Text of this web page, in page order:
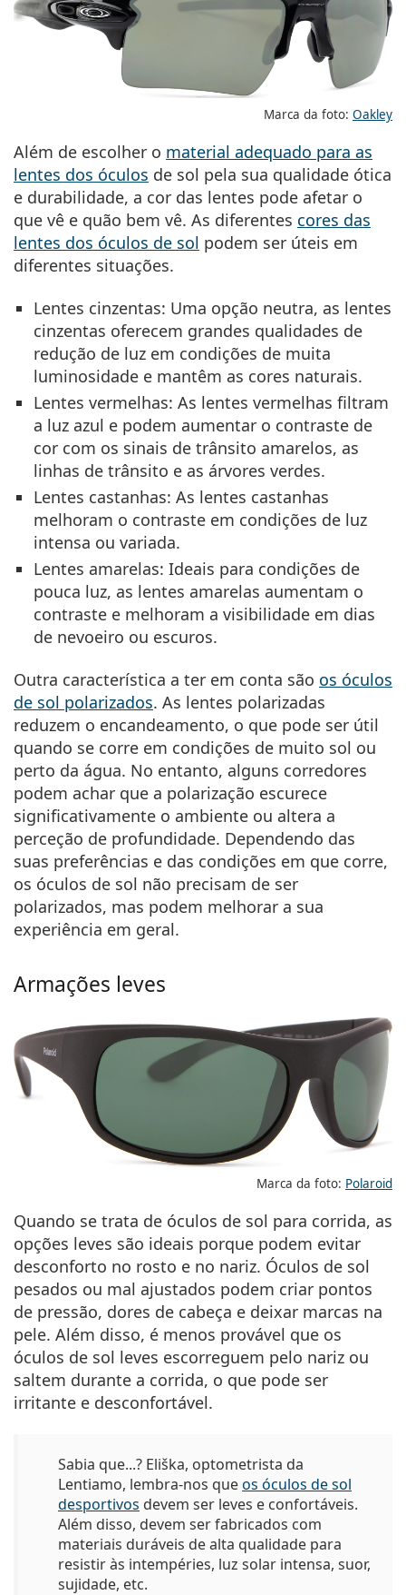
Marca da foto: Oakley
Além de escolher o material adequado para as
lentes dos óculos de sol pela sua qualidade ótica
e durabilidade, a cor das lentes pode afetar o
que vê e quão bem vê. As diferentes cores das
lentes dos óculos de sol podem ser úteis em
diferentes situações.
Lentes cinzentas: Uma opção neutra, as lentes
cinzentas oferecem grandes qualidades de
redução de luz em condições de muita
luminosidade e mantêm as cores naturais.
Lentes vermelhas: As lentes vermelhas filtram
a luz azul e podem aumentar o contraste de
cor com os sinais de trânsito amarelos, as
linhas de trânsito e as árvores verdes.
Lentes castanhas: As lentes castanhas
melhoram o contraste em condições de luz
intensa ou variada.
Lentes amarelas: Ideais para condições de
pouca luz, as lentes amarelas aumentam o
contraste e melhoram a visibilidade em dias
de nevoeiro ou escuros.
Outra característica a ter em conta são os óculos
de sol polarizados. As lentes polarizadas
reduzem o encandeamento, o que pode ser útil
quando se corre em condições de muito sol ou
perto da água. No entanto, alguns corredores
podem achar que a polarização escurece
significativamente o ambiente ou altera a
perceção de profundidade. Dependendo das
suas preferências e das condições em que corre,
os óculos de sol não precisam de ser
polarizados, mas podem melhorar a sua
experiência em geral.
Armações leves
Marca da foto: Polaroid
Quando se trata de óculos de sol para corrida, as
opções leves são ideais porque podem evitar
desconforto no rosto e no nariz. Óculos de sol
pesados ou mal ajustados podem criar pontos
de pressão, dores de cabeça e deixar marcas na
pele. Além disso, é menos provável que os
óculos de sol leves escorreguem pelo nariz ou
saltem durante a corrida, o que pode ser
irritante e desconfortável.
Sabia que...? Eliška, optometrista da
Lentiamo, lembra-nos queos óculos de sol
desportivos devem ser leves e confortáveis.
Além disso, devem ser fabricados com
materiais duráveis de alta qualidade para
resistir às intempéries, luz solar intensa, suor,
sujidade, etc.